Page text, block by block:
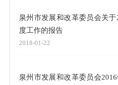
泉州市发展和改革委员会关
度工作的报告
2018-01-22
泉州市发展和改革委员会